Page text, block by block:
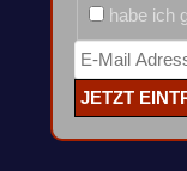
habe ich